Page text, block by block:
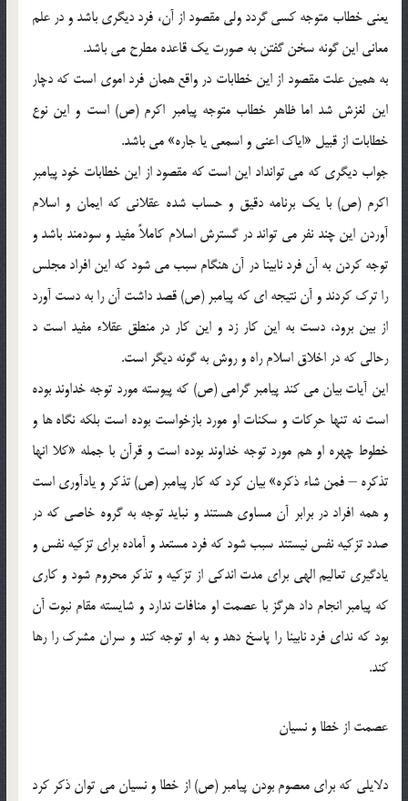
يعني خطاب متوجه كسي گردد ولي مقصود از آن، فرد ديگري باشد و در علم
معاني اين گونه سخن گفتن به صورت يك قاعده مطرح مي باشد.
به همين علت مقصود از اين خطابات در واقع همان فرد اموي است كه دچار
اين لغزش شد اما ظاهر خطاب متوجه پيامبر اكرم (ص) است و اين نوع
خطابات از قبيل «اياك اعني و اسمعي يا جاره» مي باشد.
جواب ديگري كه مي توانداد اين است كه مقصود از اين خطابات خود پيامبر
اكرم (ص) با يك برنامه دقيق و حساب شده عقلاني كه ايمان و اسلام
آوردن اين چند نفر مي تواند در گسترش اسلام كاملاً مفيد و سودمند باشد و
توجه كردن به آن فرد نابينا در آن هنگام سبب مي شود كه اين افراد مجلس
را ترك كردند و آن نتيجه اي كه پيامبر (ص) قصد داشت آن را به دست آورد
از بين برود، دست به اين كار زد و اين كار در منطق عقلاء مفيد است د
رحالي كه در اخلاق اسلام راه و روش به گونه ديگر است.
اين آيات بيان مي كند پيامبر گرامي (ص) كه پيوسته مورد توجه خداوند بوده
است نه تنها حركات و سكنات او مورد بازخواست بوده است بلكه نگاه ها و
خطوط چهره او هم مورد توجه خداوند بوده است و قرآن با جمله «كلا انها
تذكره – فمن شاء ذكره» بيان كرد كه كار پيامبر (ص) تذكر و يادآوري است
و همه افراد در برابر آن مساوي هستند و نبايد توجه به گروه خاصي كه در
صدد تزكيه نفس نيستند سبب شود كه فرد مستعد و آماده براي تزكيه نفس و
يادگيري تعاليم الهي براي مدت اندكي از تزكيه و تذكر محروم شود و كاري
كه پيامبر انجام داد هرگز با عصمت او منافات ندارد و شايسته مقام نبوت آن
بود كه نداي فرد نابينا را پاسخ دهد و به او توجه كند و سران مشرك را رها
كند.
عصمت از خطا و نسيان
دلايلي كه براي معصوم بودن پيامبر (ص) از خطا و نسيان مي توان ذكر كرد